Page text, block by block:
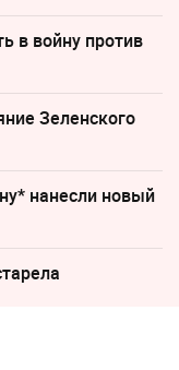
в войну против
Зеленского
нанесли новый